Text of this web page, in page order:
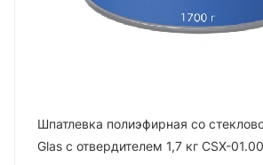
Шпатлевка полиэфирная со
Glas с отвердителем 1,7 кг CSX-